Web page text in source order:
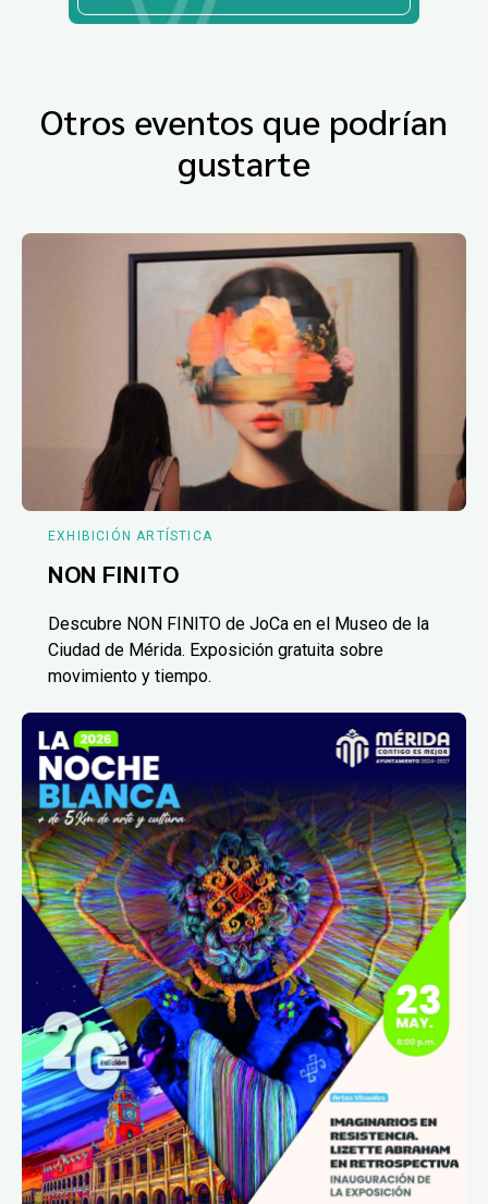
Otros eventos que podrían
gustarte
EXHIBICIÓN ARTÍSTICA
NON FINITO
Descubre NON FINITO de JoCa en el Museo de la
Ciudad de Mérida. Exposición gratuita sobre
movimiento y tiempo.